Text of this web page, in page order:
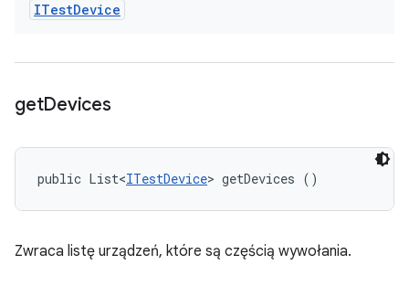
ITestDevice
getDevices
public List<ITestDevice> getDevices ()
Zwraca listę urządzeń, które są częścią wywołania.